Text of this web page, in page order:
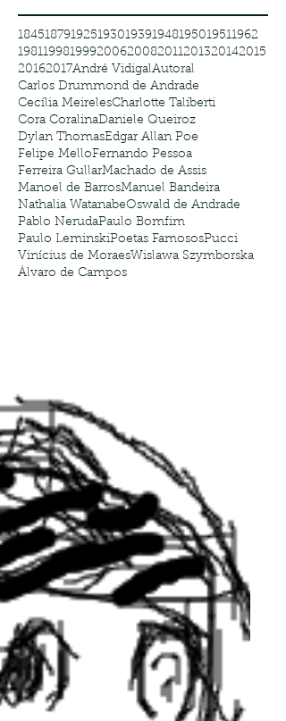
184518791925193019391948195019511962
198119981999200620082011201320142015
20162017André VidigalAutoral
Carlos Drummond de Andrade
Cecília MeirelesCharlotte Taliberti
Cora CoralinaDaniele Queiroz
Dylan ThomasEdgar Allan Poe
Felipe MelloFernando Pessoa
Ferreira GullarMachado de Assis
Manoel de BarrosManuel Bandeira
Nathalia WatanabeOswald de Andrade
Pablo NerudaPaulo Bomfim
Paulo LeminskiPoetas FamososPucci
Vinícius de MoraesWislawa Szymborska
Álvaro de Campos